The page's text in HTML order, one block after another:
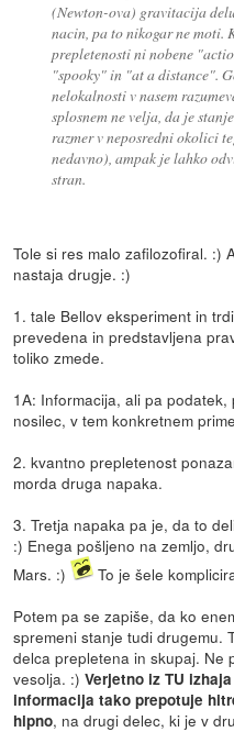
(Newton-ova) gravitacija
nacin, pa to nikogar ne moti.
prepletenosti ni nobene
"spooky" in "at a distance".
nelokalnosti v nasem
splosnem ne velja, da je
razmer v neposredni okolici
nedavno), ampak je lahko
stran.
Tole si res malo zafilozofiral. :)
nastaja drugje. :)
1. tale Bellov eksperiment in
prevedena in predstavljena
toliko zmede.
1A: Informacija, ali pa
nosilec, v tem konkretnem
2. kvantno prepletenost
morda druga napaka.
3. Tretja napaka pa je, da to
:) Enega pošljeno na zemljo,
Mars. :)
To je šele
Potem pa se zapiše, da ko
spremeni stanje tudi drugemu.
delca prepletena in skupaj. Ne
vesolja. :)Verjetno iz TU
informacija tako prepotuje
hipno, na drugi delec, ki je v